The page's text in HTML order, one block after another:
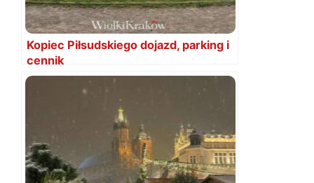
Kopiec Piłsudskiego dojazd, parking i
cennik